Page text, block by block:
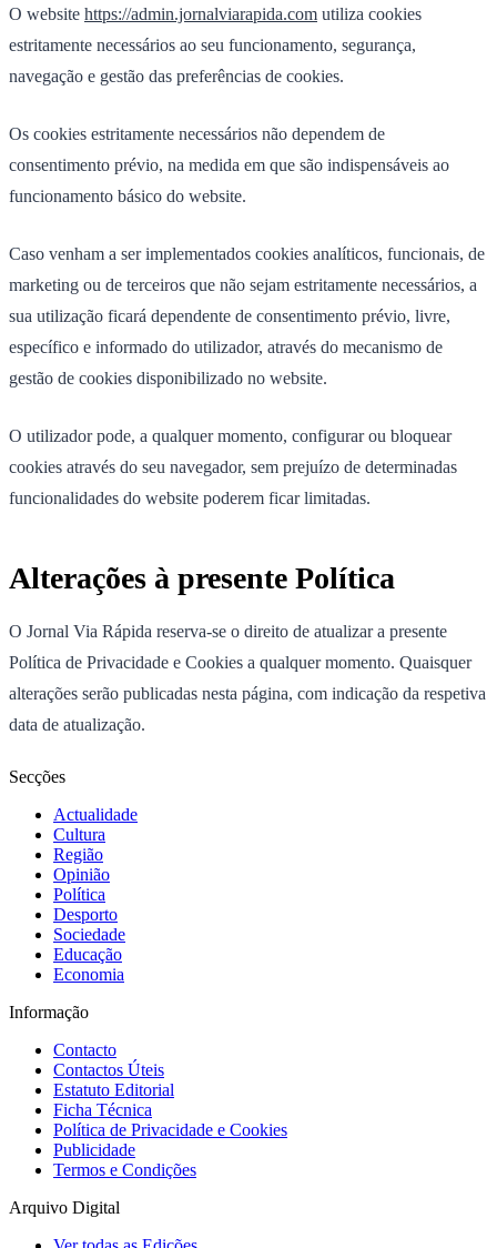
O website https://admin.jornalviarapida.com utiliza cookies
estritamente necessários ao seu funcionamento, segurança,
navegação e gestão das preferências de cookies.
Os cookies estritamente necessários não dependem de
consentimento prévio, na medida em que são indispensáveis ao
funcionamento básico do website.
Caso venham a ser implementados cookies analíticos, funcionais, de
marketing ou de terceiros que não sejam estritamente necessários, a
sua utilização ficará dependente de consentimento prévio, livre,
específico e informado do utilizador, através do mecanismo de
gestão de cookies disponibilizado no website.
O utilizador pode, a qualquer momento, configurar ou bloquear
cookies através do seu navegador, sem prejuízo de determinadas
funcionalidades do website poderem ficar limitadas.
Alterações à presente Política
O Jornal Via Rápida reserva-se o direito de atualizar a presente
Política de Privacidade e Cookies a qualquer momento. Quaisquer
alterações serão publicadas nesta página, com indicação da respetiva
data de atualização.
Secções
Actualidade
Cultura
Região
Opinião
Política
Desporto
Sociedade
Educação
Economia
Informação
Contacto
Contactos Úteis
Estatuto Editorial
Ficha Técnica
Política de Privacidade e Cookies
Publicidade
Termos e Condições
Arquivo Digital